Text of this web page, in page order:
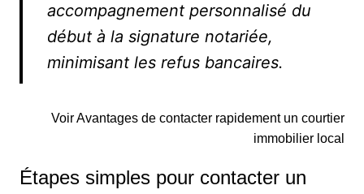
accompagnement personnalisé du
début à la signature notariée,
minimisant les refus bancaires.
Voir Avantages de contacter rapidement un courtier
immobilier local
Étapes simples pour contacter un